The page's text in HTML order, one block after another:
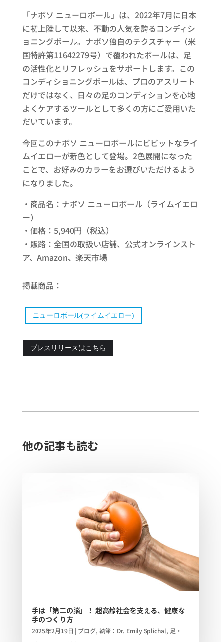
「ナボソ ニューロボール」は、2022年7月に日本
に初上陸して以来、不動の人気を誇るコンディシ
ョニングボール。ナボソ独自のテクスチャー（米
国特許第11642279号）で覆われたボールは、足
の活性化とリフレッシュをサポートします。この
コンディショニングボールは、プロのアスリート
だけではなく、日々の足のコンディションを心地
よくケアするツールとして多くの方にご愛用いた
だいています。
今回このナボソ ニューロボールにビビットなライ
ムイエローが新色として登場。2色展開になった
ことで、お好みのカラーをお選びいただけるよう
になりました。
・商品名：ナボソ ニューロボール（ライムイエロ
ー）
・価格：5,940円（税込）
・販路：全国の取扱い店舗、公式オンラインスト
ア、Amazon、楽天市場
掲載商品：
ニューロボール(ライムイエロー)
プレスリリースはこちら
他の記事も読む​
手は「第二の脳」！ 超高齢社会を支える、健康な
手のつくり方
2025年2月19日 | ブログ, 執筆：Dr. Emily Splichal, 足・